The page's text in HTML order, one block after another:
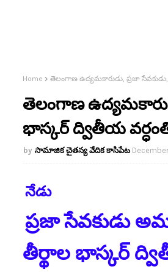
Home తెలంగాణ ఉద్యమకారుడు, ప్రజా
తెలంగాణ
భాస్కర్ ద్వితీయ
సామాజిక చైతన్య వేదిక కాసిపేట
నేడు
ప్రజా సేవకుడు
తీర్థాల భాస్కర్